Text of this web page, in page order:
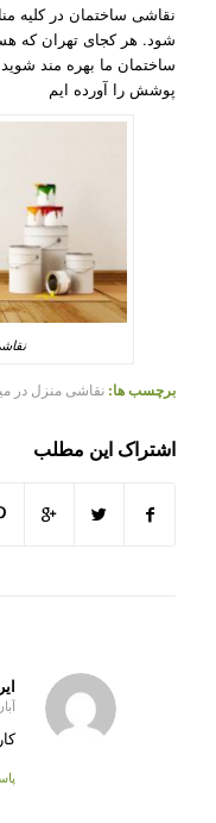
نقاشی ساختمان در کلیه
شود. هر کجای تهران که
ساختمان ما بهره مند
پوشش را آورده ایم
برچسب ها: نقاشی منزل در
اشتراک این مطلب
آبان 25, 1403 در